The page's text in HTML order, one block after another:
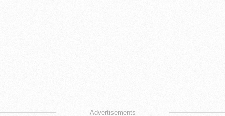
Advertisements